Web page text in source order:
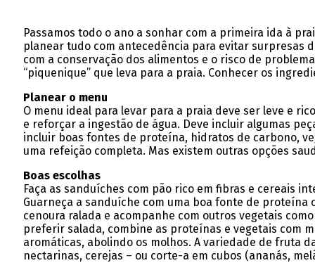
Passamos todo o ano a sonhar com a primeira ida à
planear tudo com antecedência para evitar surpresas
com a conservação dos alimentos e o risco de
“piquenique” que leva para a praia. Conhecer os
Planear o menu
O menu ideal para levar para a praia deve ser leve e
e reforçar a ingestão de água. Deve incluir algumas
incluir boas fontes de proteína, hidratos de carbono,
uma refeição completa. Mas existem outras opções
Boas escolhas
Faça as sanduíches com pão rico em fibras e cereais
Guarneça a sanduíche com uma boa fonte de
cenoura ralada e acompanhe com outros vegetais
preferir salada, combine as proteínas e vegetais com
aromáticas, abolindo os molhos. A variedade de fruta
nectarinas, cerejas – ou corte-a em cubos (ananás,